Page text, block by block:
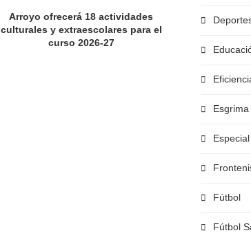
Arroyo ofrecerá 18 actividades
culturales y extraescolares para el
curso 2026-27
Esgrima
Especial
Fútbol
Fútbol